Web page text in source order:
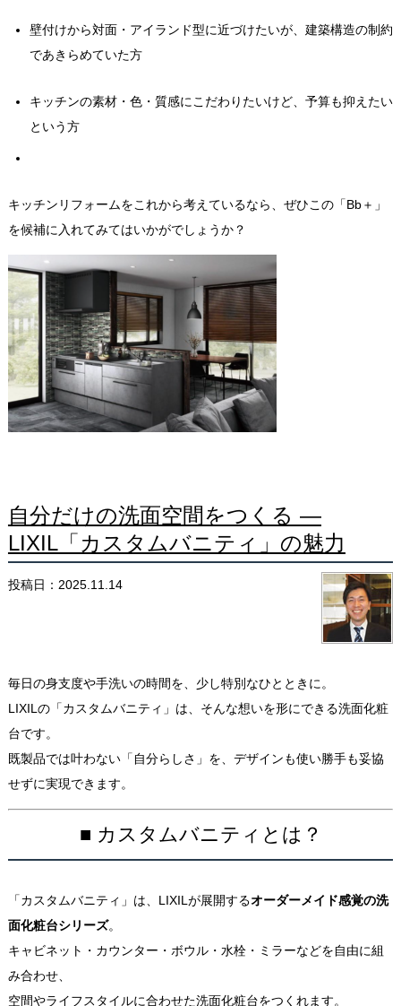
壁付けから対面・アイランド型に近づけたいが、建築構造の制約
であきらめていた方
キッチンの素材・色・質感にこだわりたいけど、予算も抑えたい
という方
キッチンリフォームをこれから考えているなら、ぜひこの「Bb＋」
を候補に入れてみてはいかがでしょうか？
自分だけの洗面空間をつくる ―
LIXIL「カスタムバニティ」の魅力
投稿日：2025.11.14
毎日の身支度や手洗いの時間を、少し特別なひとときに。
LIXILの「カスタムバニティ」は、そんな想いを形にできる洗面化粧
台です。
既製品では叶わない「自分らしさ」を、デザインも使い勝手も妥協
せずに実現できます。
■ カスタムバニティとは？
「カスタムバニティ」は、LIXILが展開するオーダーメイド感覚の洗
面化粧台シリーズ。
キャビネット・カウンター・ボウル・水栓・ミラーなどを自由に組
み合わせ、
空間やライフスタイルに合わせた洗面化粧台をつくれます。